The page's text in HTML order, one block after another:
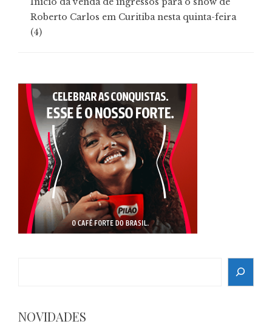
Roberto Carlos em Curitiba nesta quinta-feira
(4)
NOVIDADES